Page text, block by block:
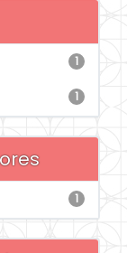
1
1
1